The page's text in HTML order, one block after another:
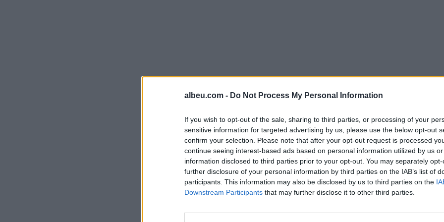
albeu.com - Do Not Process My Personal Information
If you wish to opt-out of the sale, sharing to third parties, or processing of your
sensitive information for targeted advertising by us, please use the below opt-out
confirm your selection. Please note that after your opt-out request is processed
continue seeing interest-based ads based on personal information utilized by us
information disclosed to third parties prior to your opt-out. You may separately
further disclosure of your personal information by third parties on the IAB’s list of
participants. This information may also be disclosed by us to third parties on the
Downstream Participants that may further disclose it to other third parties.